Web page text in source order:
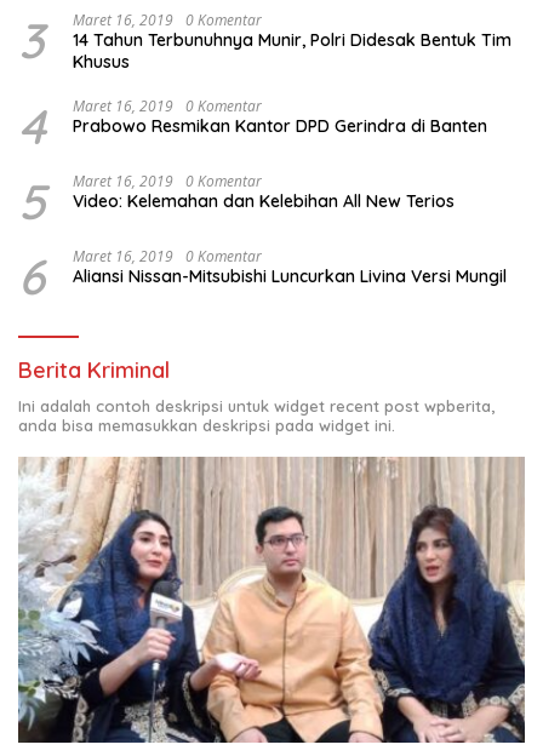
3 Maret 16, 2019 0 Komentar
14 Tahun Terbunuhnya Munir, Polri Didesak Bentuk Tim
Khusus
4 Maret 16, 2019 0 Komentar
Prabowo Resmikan Kantor DPD Gerindra di Banten
5 Maret 16, 2019 0 Komentar
Video: Kelemahan dan Kelebihan All New Terios
6 Maret 16, 2019 0 Komentar
Aliansi Nissan-Mitsubishi Luncurkan Livina Versi Mungil
Berita Kriminal
Ini adalah contoh deskripsi untuk widget recent post wpberita,
anda bisa memasukkan deskripsi pada widget ini.